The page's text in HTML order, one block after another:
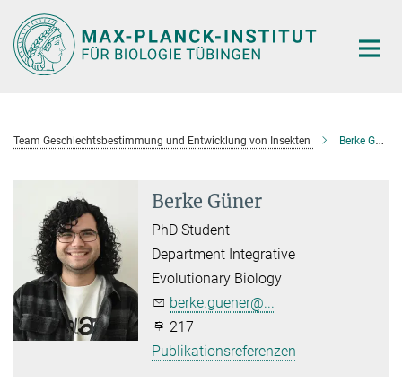
Hauptinhalt
Team Geschlechtsbestimmung und Entwicklung von Insekten Berke Güner
Berke Güner
PhD Student
Department Integrative
Evolutionary Biology
berke.guener@...
217
Publikationsreferenzen